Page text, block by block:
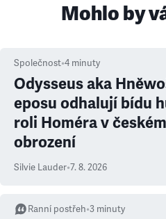
Mohlo by
Společnost•4 minuty
Odysseus aka
eposu odhalují bídu
roli Homéra v
obrození
Silvie Lauder•7. 8. 2026
Ranní postřeh•3 minuty